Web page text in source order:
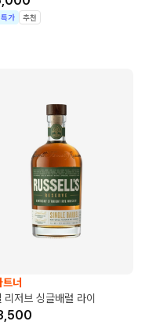
가 추천
트너
리저브 싱글배럴 라이